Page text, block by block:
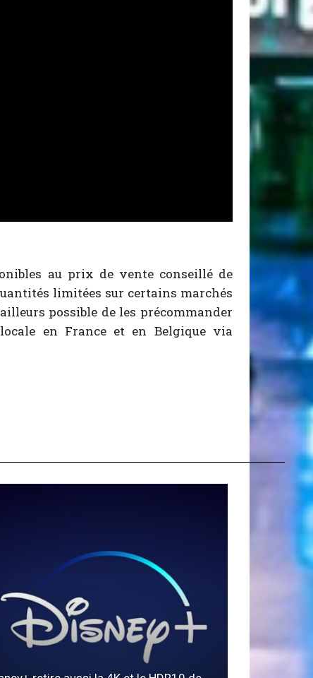
au prix de vente conseillé de
limitées sur certains marchés
possible de les précommander
en France et en Belgique via